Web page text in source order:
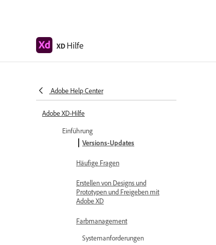
XD Hilfe
Adobe Help Center
Adobe XD-Hilfe
Einführung
Versions-Updates
Häufige Fragen
Erstellen von Designs und
Prototypen und Freigeben mit
Adobe XD
Farbmanagement
Systemanforderungen